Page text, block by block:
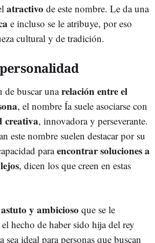
atractivo de este nombre. Le da una
e incluso se le atribuye, por eso
cultural y de tradición.
de buscar unarelación entre el
, el nombre Ía suele asociarse con
creativa, innovadora y perseverante.
este nombre suelen destacar por su
paraencontrar soluciones a
, dicen los que creen en estas
y ambicioso que se le
hecho de haber sido hija del rey
sea ideal para personas que buscan